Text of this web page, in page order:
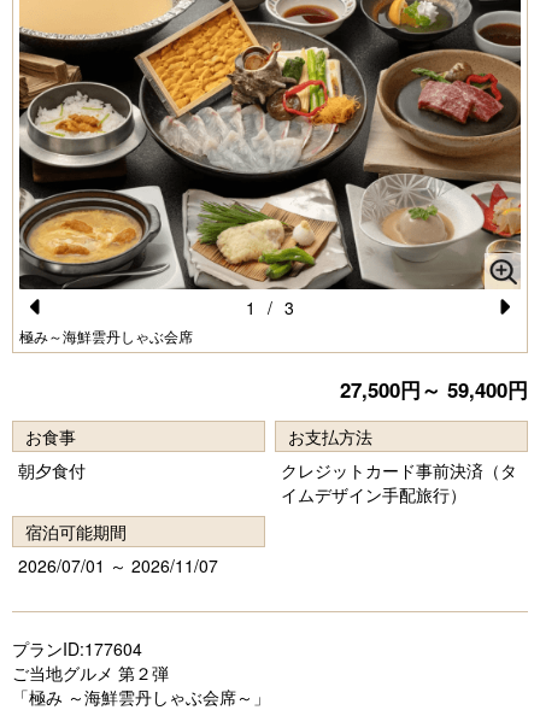
Pr
o
u
s
極み～海鮮雲丹しゃぶ会席
e
xt
1 / 3
27,500円～ 59,400円
お食事
朝夕食付
お支払方法
クレジットカード事前決済（タ
イムデザイン手配旅行）
宿泊可能期間
2026/07/01 ～ 2026/11/07
プランID:177604
ご当地グルメ 第２弾
「極み ～海鮮雲丹しゃぶ会席～」